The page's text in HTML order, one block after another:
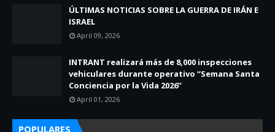
ÚLTIMAS NOTICIAS SOBRE LA GUERRA DE IRÁN E
ISRAEL
April 09, 2026
INTRANT realizará más de 8,000 inspecciones
vehiculares durante operativo “Semana Santa
Conciencia por la Vida 2026”
April 01, 2026
POPULARES